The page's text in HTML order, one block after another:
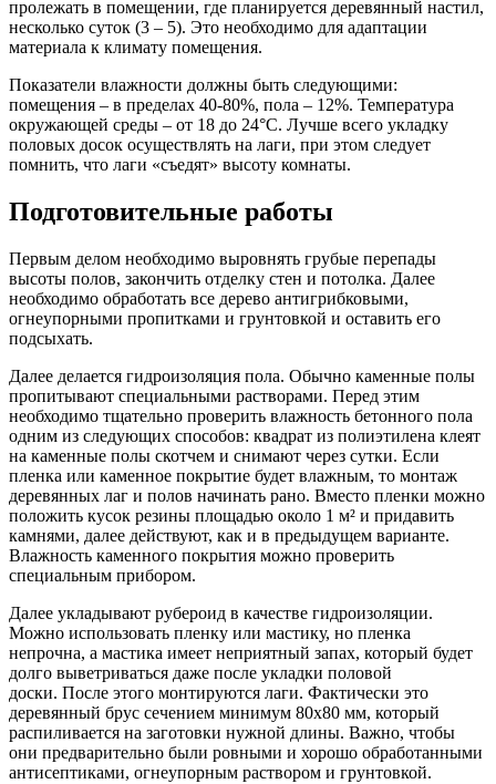
пролежать в помещении, где планируется деревянный настил,
несколько суток (3 – 5). Это необходимо для адаптации
материала к климату помещения.
Показатели влажности должны быть следующими:
помещения – в пределах 40-80%, пола – 12%. Температура
окружающей среды – от 18 до 24°С. Лучше всего укладку
половых досок осуществлять на лаги, при этом следует
помнить, что лаги «съедят» высоту комнаты.
Подготовительные работы
Первым делом необходимо выровнять грубые перепады
высоты полов, закончить отделку стен и потолка. Далее
необходимо обработать все дерево антигрибковыми,
огнеупорными пропитками и грунтовкой и оставить его
подсыхать.
Далее делается гидроизоляция пола. Обычно каменные полы
пропитывают специальными растворами. Перед этим
необходимо тщательно проверить влажность бетонного пола
одним из следующих способов: квадрат из полиэтилена клеят
на каменные полы скотчем и снимают через сутки. Если
пленка или каменное покрытие будет влажным, то монтаж
деревянных лаг и полов начинать рано. Вместо пленки можно
положить кусок резины площадью около 1 м² и придавить
камнями, далее действуют, как и в предыдущем варианте.
Влажность каменного покрытия можно проверить
специальным прибором.
Далее укладывают рубероид в качестве гидроизоляции.
Можно использовать пленку или мастику, но пленка
непрочна, а мастика имеет неприятный запах, который будет
долго выветриваться даже после укладки половой
доски. После этого монтируются лаги. Фактически это
деревянный брус сечением минимум 80х80 мм, который
распиливается на заготовки нужной длины. Важно, чтобы
они предварительно были ровными и хорошо обработанными
антисептиками, огнеупорным раствором и грунтовкой.